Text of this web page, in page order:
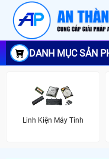
DANH MỤC SẢN
Linh Kiện Máy Tính